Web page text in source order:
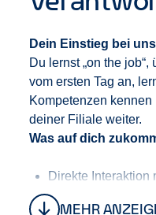
und sich gegenseitig
MEHR
Dein Einstieg bei uns
Du lernst „on the job“,
vom ersten Tag an, l
Kompetenzen
deiner Filiale weiter.
Was auf dich
Direkte Interaktion
gesamten